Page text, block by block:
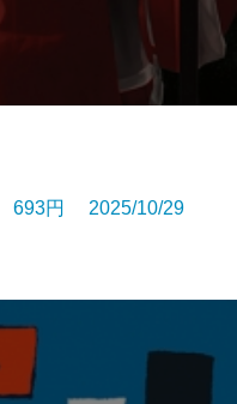
693円 2025/10/29